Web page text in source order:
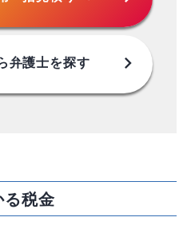
弁護士を探す chevron_right
税金